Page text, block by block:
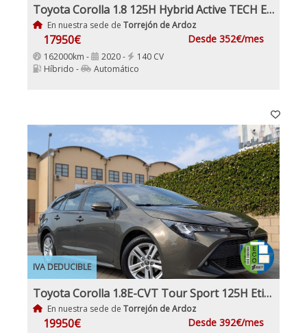
Toyota Corolla 1.8 125H Hybrid Active TECH E-CVT Sedan
En nuestra sede de Torrejón de Ardoz
17950€ Desde 352€/mes
162000km - 2020 -
140 CV
Híbrido -
Automático
IVA DEDUCIBLE
Toyota Corolla 1.8E-CVT Tour Sport 125H Etiqueta ECO Nacional IVA y Garantía Incl
En nuestra sede de Torrejón de Ardoz
19950€ Desde 392€/mes